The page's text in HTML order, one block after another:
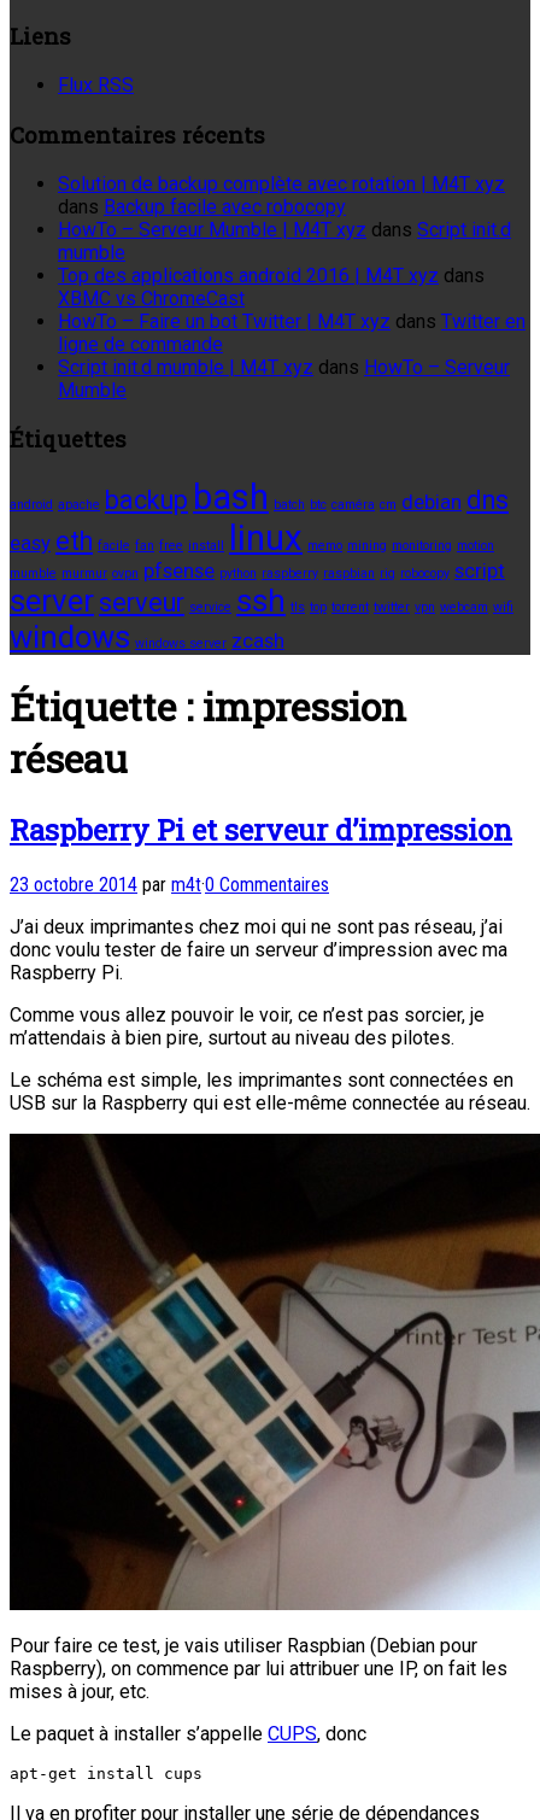
Liens
Flux RSS
Commentaires récents
Solution de backup complète avec rotation | M4T xyz
dans Backup facile avec robocopy
HowTo – Serveur Mumble | M4T xyz dans Script init.d
mumble
Top des applications android 2016 | M4T xyz dans
XBMC vs ChromeCast
HowTo – Faire un bot Twitter | M4T xyz dans Twitter en
ligne de commande
Script init.d mumble | M4T xyz dans HowTo – Serveur
Mumble
Étiquettes
android apache backup bash batch btc caméra cm debian dns
easy eth facile fan free install linux memo mining monitoring motion
mumble murmur ovpn pfsense python raspberry raspbian rig robocopy script
server serveur service ssh tls top torrent twitter vpn webcam wifi
windows windows server zcash
Étiquette :impression
réseau
Raspberry Pi et serveur d’impression
23 octobre 2014 par m4t·0 Commentaires
J’ai deux imprimantes chez moi qui ne sont pas réseau, j’ai
donc voulu tester de faire un serveur d’impression avec ma
Raspberry Pi.
Comme vous allez pouvoir le voir, ce n’est pas sorcier, je
m’attendais à bien pire, surtout au niveau des pilotes.
Le schéma est simple, les imprimantes sont connectées en
USB sur la Raspberry qui est elle-même connectée au réseau.
Pour faire ce test, je vais utiliser Raspbian (Debian pour
Raspberry), on commence par lui attribuer une IP, on fait les
mises à jour, etc.
Le paquet à installer s’appelle CUPS, donc
apt-get install cups
Il va en profiter pour installer une série de dépendances